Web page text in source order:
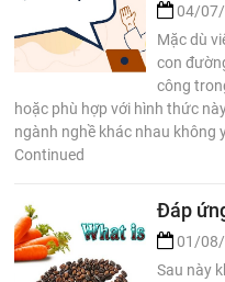
04/
Mặc dù
con
công
hoặc phù hợp với hình thức
ngành nghề khác nhau không
Continued
Đáp
01/
Sau này